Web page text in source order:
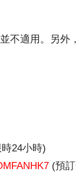
不適用。另外
24小時)
(預